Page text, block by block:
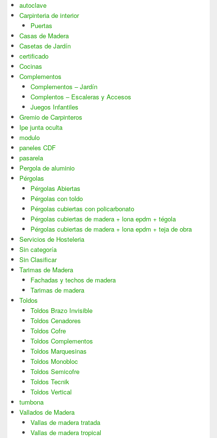
autoclave
Carpinteria de interior
Puertas
Casas de Madera
Casetas de Jardín
certificado
Cocinas
Complementos
Complementos – Jardín
Complentos – Escaleras y Accesos
Juegos Infantiles
Gremio de Carpinteros
Ipe junta oculta
modulo
paneles CDF
pasarela
Pergola de aluminio
Pérgolas
Pérgolas Abiertas
Pérgolas con toldo
Pérgolas cubiertas con policarbonato
Pérgolas cubiertas de madera + lona epdm + tégola
Pérgolas cubiertas de madera + lona epdm + teja de obra
Servicios de Hosteleria
Sin categoría
Sin Clasificar
Tarimas de Madera
Fachadas y techos de madera
Tarimas de madera
Toldos
Toldos Brazo Invisible
Toldos Cenadores
Toldos Cofre
Toldos Complementos
Toldos Marquesinas
Toldos Monobloc
Toldos Semicofre
Toldos Tecnik
Toldos Vertical
tumbona
Vallados de Madera
Vallas de madera tratada
Vallas de madera tropical